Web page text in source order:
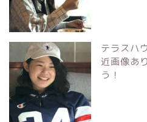
テラスハ
近画像あ
う！